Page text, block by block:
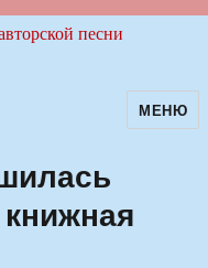
авторскойМЕНЮ